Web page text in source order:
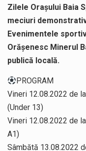
Zilele Orașului Baia
meciuri
Evenimentele
Orăşenesc Minerul
publică locală.
PROGRAM
Vineri 12.08.2022 de
(Under 13)
Vineri 12.08.2022 de
A1)
Sâmbătă 13.08.2022